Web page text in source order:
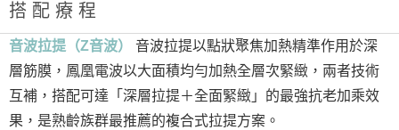
搭配療程
音波拉提（Z音波）
音波拉提以點狀聚焦加熱精準作用於深
層筋膜，鳳凰電波以大面積均勻加熱全層次緊緻，兩者技術
互補，搭配可達「深層拉提＋全面緊緻」的最強抗老加乘效
果，是熟齡族群最推薦的複合式拉提方案。